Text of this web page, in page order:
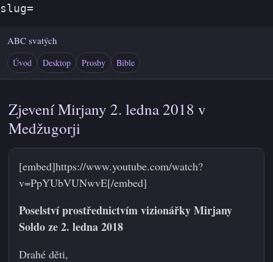
slug=
ABC svatých
Úvod Desktop Prosby Bible
Zjevení Mirjany 2. ledna 2018 v
Medžugorji
[embed]https://www.youtube.com/watch?
v=PpYUbVUNwvE[/embed]
Poselství prostřednictvím vizionářky Mirjany
Soldo ze 2. ledna 2018
Drahé děti,